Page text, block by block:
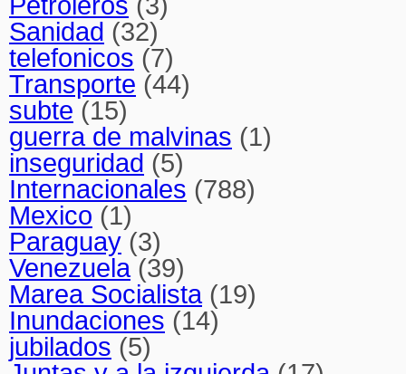
Sanidad (32)
telefonicos (7)
Transporte (44)
subte (15)
guerra de malvinas (1)
inseguridad (5)
Internacionales (788)
Mexico (1)
Paraguay (3)
Venezuela(39)
Marea Socialista(19)
Inundaciones (14)
jubilados (5)